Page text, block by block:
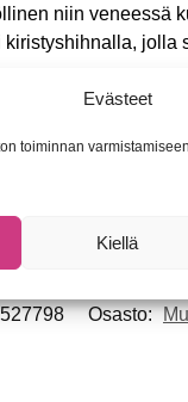
Evästeet
toiminnan
Kiellä
niin veneessä
jolla
Osasto: